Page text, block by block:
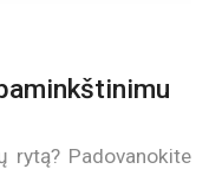
rytą? Padovanokite